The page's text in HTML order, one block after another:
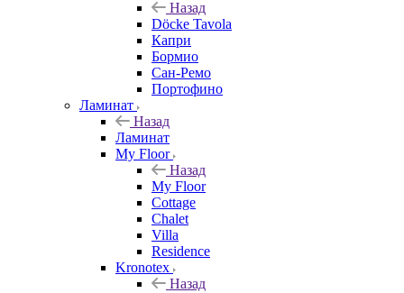
Назад
Döcke Tavola
Капри
Бормио
Сан-Ремо
Портофино
Ламинат
Назад
Ламинат
My Floor
Назад
My Floor
Cottage
Chalet
Villa
Residence
Kronotex
Назад